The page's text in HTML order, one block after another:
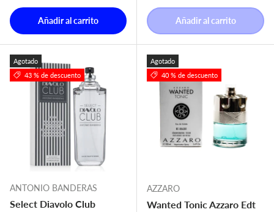
Añadir al carrito Añadir al carrito
Agotado
43 % de descuento
ANTONIO BANDERAS
Select Diavolo Club
Agotado
40 % de descuento
AZZARO
Wanted Tonic Azzaro Edt